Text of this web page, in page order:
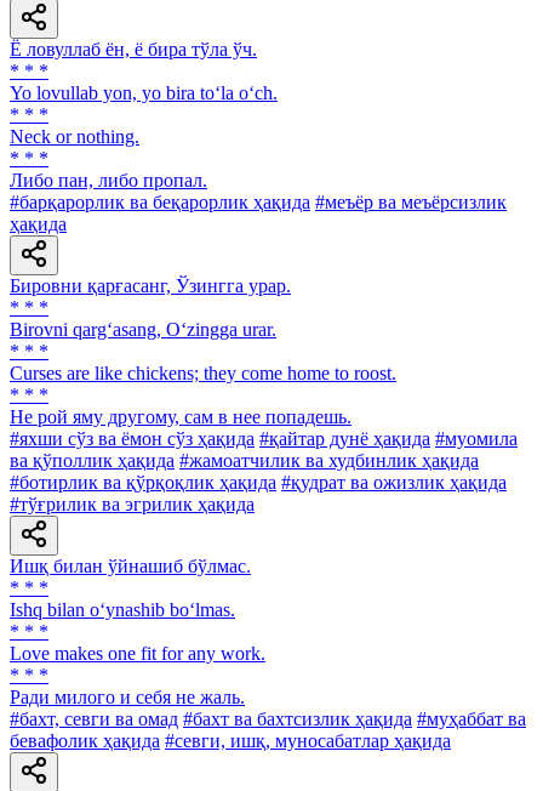
Ё ловуллаб ён, ё бира тўла ўч.
* * *
Yo lovullab yon, yo bira to‘la o‘ch.
* * *
Neck or nothing.
* * *
Либо пан, либо пропал.
#барқарорлик ва беқарорлик ҳақида #меъёр ва меъёрсизлик
ҳақида
Бировни қарғасанг, Ўзингга урар.
* * *
Birovni qarg‘asang, O‘zingga urar.
* * *
Curses are like chickens; they come home to roost.
* * *
He рой яму другому, сам в нее попадешь.
#яхши сўз ва ёмон сўз ҳақида #қайтар дунё ҳақида #муомила
ва қўполлик ҳақида #жамоатчилик ва худбинлик ҳақида
#ботирлик ва қўрқоқлик ҳақида #қудрат ва ожизлик ҳақида
#тўғрилик ва эгрилик ҳақида
Ишқ билан ўйнашиб бўлмас.
* * *
Ishq bilan o‘ynashib bo‘lmas.
* * *
Love makes one fit for any work.
* * *
Ради милого и себя не жаль.
#бахт, севги ва омад #бахт ва бахтсизлик ҳақида #муҳаббат ва
бевафолик ҳақида #севги, ишқ, муносабатлар ҳақида